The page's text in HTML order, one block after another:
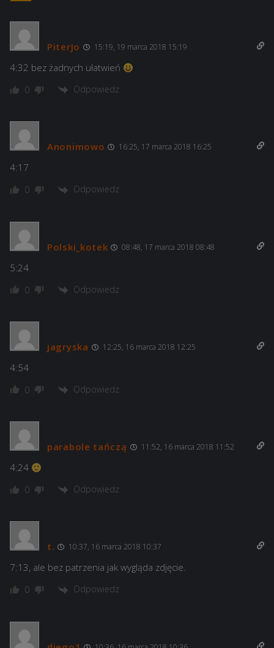
PiterJo 15:19, 19 marca 2018 15:19
4:32 bez żadnych ułatwień
0 Odpowiedz
Anonimowo 16:25, 17 marca 2018 16:25
4:17
0 Odpowiedz
Polski_kotek 08:48, 17 marca 2018 08:48
5:24
0 Odpowiedz
jagryska 12:25, 16 marca 2018 12:25
4:54
0 Odpowiedz
parabole tańczą 11:52, 16 marca 2018 11:52
4:24
0 Odpowiedz
t. 10:37, 16 marca 2018 10:37
7:13, ale bez patrzenia jak wygląda zdjęcie.
0 Odpowiedz